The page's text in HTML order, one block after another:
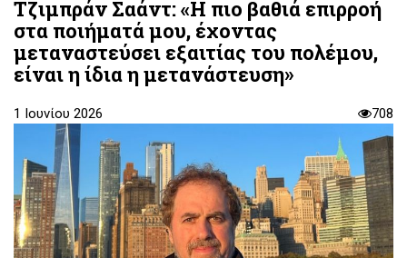
Τζιμπράν Σαάντ: «Η πιο βαθιά επιρροή
στα ποιήματά μου, έχοντας
μεταναστεύσει εξαιτίας του πολέμου,
είναι η ίδια η μετανάστευση»
1 Ιουνίου 2026 708